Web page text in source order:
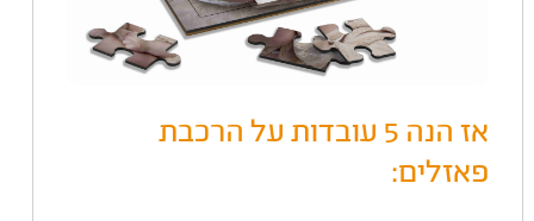
אז הנה 5 עובדות על הרכבת
פאזלים: